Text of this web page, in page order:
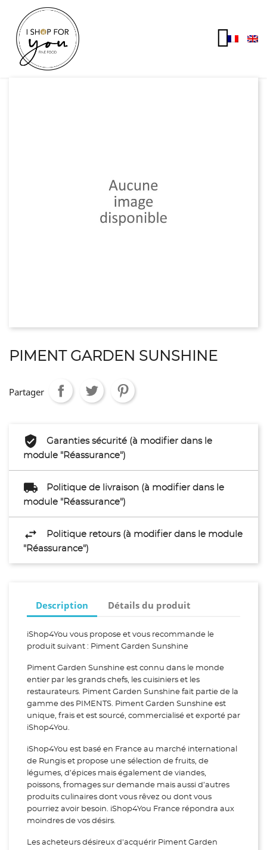
PIMENT GARDEN SUNSHINE
Partager
Garanties sécurité (à modifier dans le
module "Réassurance")
Politique de livraison (à modifier dans le
module "Réassurance")
Politique retours (à modifier dans le module
"Réassurance")
Description Détails du produit
iShop4You vous propose et vous recommande le
produit suivant : Piment Garden Sunshine
Piment Garden Sunshine est connu dans le monde
entier par les grands chefs, les cuisiniers et les
restaurateurs. Piment Garden Sunshine fait partie de la
gamme des PIMENTS. Piment Garden Sunshine est
unique, frais et est sourcé, commercialisé et exporté par
iShop4You.
iShop4You est basé en France au marché international
de Rungis et propose une sélection de fruits, de
légumes, d’épices mais également de viandes,
poissons, fromages sur demande mais aussi d’autres
produits culinaires dont vous rêvez ou dont vous
pourriez avoir besoin. iShop4You France répondra aux
moindres de vos désirs.
Les acheteurs désireux d'acquérir Piment Garden